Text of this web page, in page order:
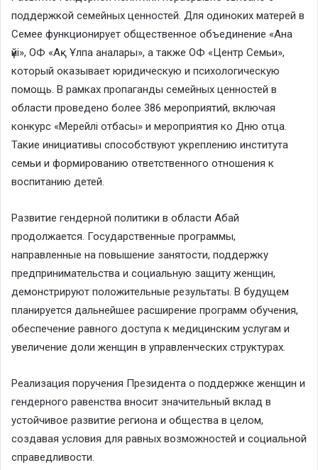
поддержкой семейных ценностей. Для одиноких матерей в
Семее функционирует общественное объединение «Ана
үйі», ОФ «Ақ Ұлпа аналары», а также ОФ «Центр Семьи»,
который оказывает юридическую и психологическую
помощь. В рамках пропаганды семейных ценностей в
области проведено более 386 мероприятий, включая
конкурс «Мерейлі отбасы» и мероприятия ко Дню отца.
Такие инициативы способствуют укреплению института
семьи и формированию ответственного отношения к
воспитанию детей.
Развитие гендерной политики в области Абай
продолжается. Государственные программы,
направленные на повышение занятости, поддержку
предпринимательства и социальную защиту женщин,
демонстрируют положительные результаты. В будущем
планируется дальнейшее расширение программ обучения,
обеспечение равного доступа к медицинским услугам и
увеличение доли женщин в управленческих структурах.
Реализация поручения Президента о поддержке женщин и
гендерного равенства вносит значительный вклад в
устойчивое развитие региона и общества в целом,
создавая условия для равных возможностей и социальной
справедливости.